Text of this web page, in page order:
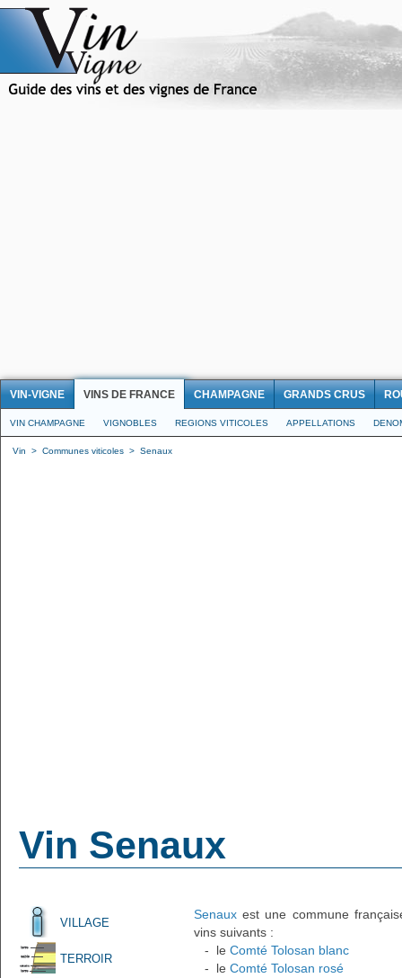
VIN-VIGNE VINS DE FRANCE CHAMPAGNE GRANDS CRUS
VIN CHAMPAGNE VIGNOBLES REGIONS VITICOLES APPELLATIONS
Vin > Communes viticoles > Senaux
Vin Senaux
VILLAGE
TERROIR
Senaux est une commune
vins suivants :
- le Comté Tolosan blanc
- le Comté Tolosan rosé